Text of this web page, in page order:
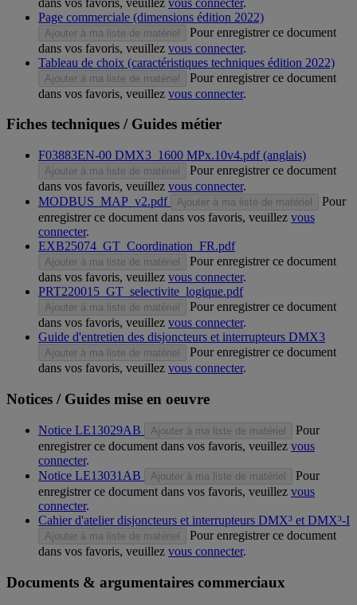
Page commerciale (dimensions édition 2022)
Ajouter à ma liste de matériel
Pour enregistrer ce document
dans vos favoris, veuillez vous connecter.
Tableau de choix (caractéristiques techniques édition 2022)
Ajouter à ma liste de matériel
Pour enregistrer ce document
dans vos favoris, veuillez vous connecter.
Fiches techniques / Guides métier
F03883EN-00 DMX3_1600 MPx.10v4.pdf (anglais)
Ajouter à ma liste de matériel
Pour enregistrer ce document
dans vos favoris, veuillez vous connecter.
MODBUS_MAP_v2.pdf
Ajouter à ma liste de matériel
Pour
enregistrer ce document dans vos favoris, veuillez vous
connecter.
EXB25074_GT_Coordination_FR.pdf
Ajouter à ma liste de matériel
Pour enregistrer ce document
dans vos favoris, veuillez vous connecter.
PRT220015_GT_selectivite_logique.pdf
Ajouter à ma liste de matériel
Pour enregistrer ce document
dans vos favoris, veuillez vous connecter.
Guide d'entretien des disjoncteurs et interrupteurs DMX3
Ajouter à ma liste de matériel
Pour enregistrer ce document
dans vos favoris, veuillez vous connecter.
Notices / Guides mise en oeuvre
Notice LE13029AB Ajouter à ma liste de matériel
Pour
enregistrer ce document dans vos favoris, veuillez vous
connecter.
Notice LE13031AB
Ajouter à ma liste de matériel
Pour
enregistrer ce document dans vos favoris, veuillez vous
connecter.
Cahier d'atelier disjoncteurs et interrupteurs DMX³ et DMX³-I
Ajouter à ma liste de matériel
Pour enregistrer ce document
dans vos favoris, veuillez vous connecter.
Documents & argumentaires commerciaux